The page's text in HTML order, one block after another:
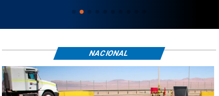
NACIONAL